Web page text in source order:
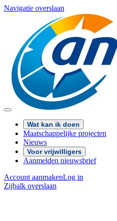
Navigatie overslaan
Wat kan ik doen
Maatschappelijke projecten
Nieuws
Voor vrijwilligers
Aanmelden nieuwsbrief
Account aanmakenLog in
Zijbalk overslaan